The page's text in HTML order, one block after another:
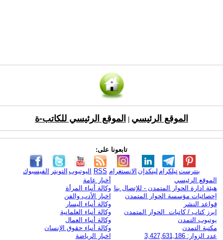
الموقع الرئيسي الموقع الرئيسي للكاتب-ة
تابعونا على:
الفيسبوك التويتر اليوتيوب RSS الانستغرام لينكدإن تيلكرامبنترست
الموقع الرئيسي
هيئة ادارة الحوار المتمدن - للإتصال بنا
إحصائيات مؤسسة الحوار المتمدن
قواعد النشر
ابرز كتاب / كاتبات الحوار المتمدن
يوتيوب التمدن
مكتبة التمدن
عدد الزوار: 3,427,631,186
أخبار عامة
وكالة أنباء المرأة
اخبار الأدب والفن
وكالة أنباء اليسار
وكالة أنباء العلمانية
وكالة أنباء العمال
وكالة أنباء حقوق الإنسان
اخبار الرياضة